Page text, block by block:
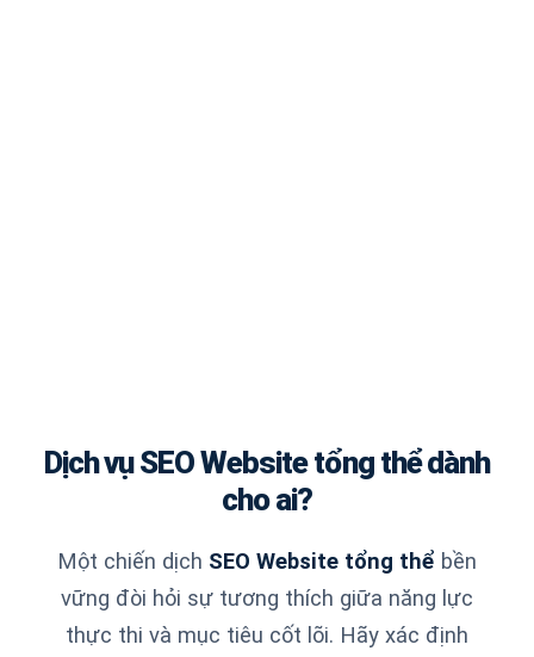
Dịch vụ SEO Website tổng thể dành
cho ai?
Một chiến dịch SEO Website tổng thể bền
vững đòi hỏi sự tương thích giữa năng lực
thực thi và mục tiêu cốt lõi. Hãy xác định